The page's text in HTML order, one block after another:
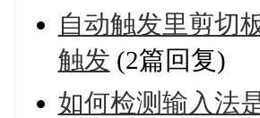
自动触发里剪切
触发 (2篇回复)
如何检测输入法